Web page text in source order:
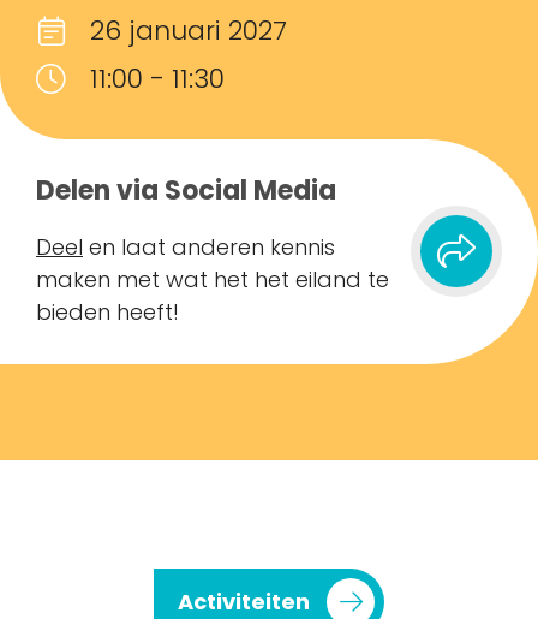
26 januari 2027
11:00 - 11:30
Delen via Social Media
Deel en laat anderen kennis
maken met wat het het eiland te
bieden heeft!
Activiteiten